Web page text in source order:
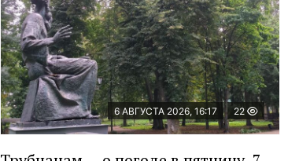
6 АВГУСТА 2026, 16:17 22